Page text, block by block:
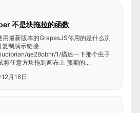
不是块拖拉的函数
最新版本的GrapesJS你用的是什么浏
复制演示链接
qe28obhr/1/描述一下那个虫子
将任意方块拖到画布上 预期的...
月18日